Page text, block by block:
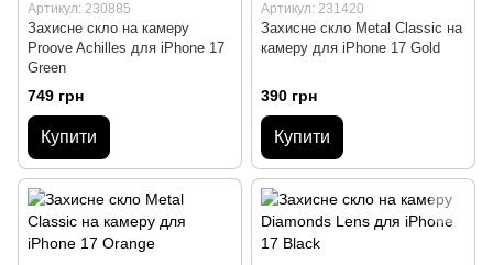
Артикул: 230885
Захисне скло на камеру
Proove Achilles для iPhone 17
Green
749 грн
Купити
Артикул: 231420
Захисне скло Metal Classic на
камеру для iPhone 17 Gold
390 грн
Купити